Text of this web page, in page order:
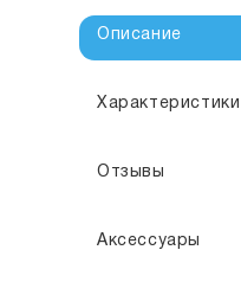
Описание
Характеристики
Отзывы
Аксессуары